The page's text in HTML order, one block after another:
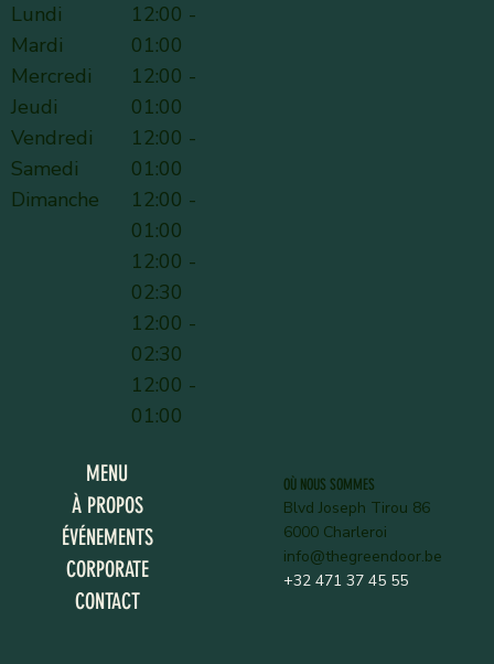
MENU
À PROPOS
ÉVÉNEMENTS
CORPORATE
CONTACT
Lundi
Mardi
Mercredi
Jeudi
Vendredi
Samedi
Dimanche
12:00 -
01:00
12:00 -
01:00
12:00 -
01:00
12:00 -
01:00
12:00 -
02:30
12:00 -
02:30
12:00 -
01:00
OÙ NOUS SOMMES
Blvd Joseph Tirou 86
6000 Charleroi
info@thegreendoor.be
+32 471 37 45 55